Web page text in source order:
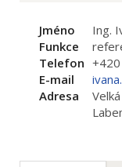
Jméno
Ing.
Funkce
Telefon
E-mail
Adresa